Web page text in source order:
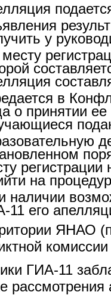
у
месту
в
о принятии
регистрации
на
наличии
11 его
ЯНАО
ГИА-11
рассмотрения